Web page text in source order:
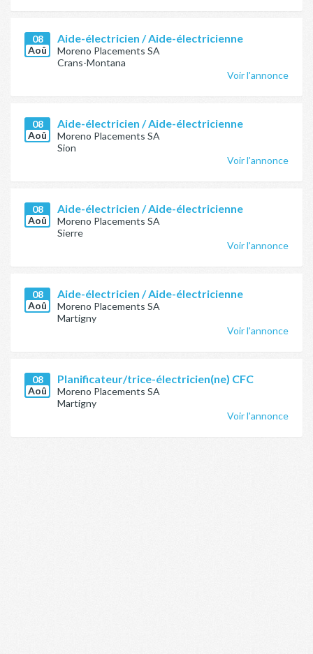
08
Aoû
Aide-électricien / Aide-électricienne
Moreno Placements SA
Crans-Montana
Voir l'annonce
08
Aoû
Aide-électricien / Aide-électricienne
Moreno Placements SA
Sion
Voir l'annonce
08
Aoû
Aide-électricien / Aide-électricienne
Moreno Placements SA
Sierre
Voir l'annonce
08
Aoû
Aide-électricien / Aide-électricienne
Moreno Placements SA
Martigny
Voir l'annonce
08
Aoû
Planificateur/trice-électricien(ne) CFC
Moreno Placements SA
Martigny
Voir l'annonce